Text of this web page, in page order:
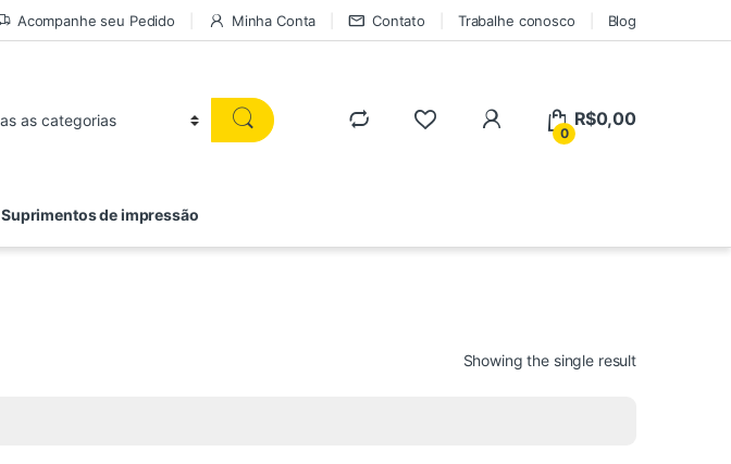
Acompanhe seu Pedido Minha Conta Contato Trabalhe conosco Blog
0
R$0,00
Suprimentos de impressão
Showing the single result